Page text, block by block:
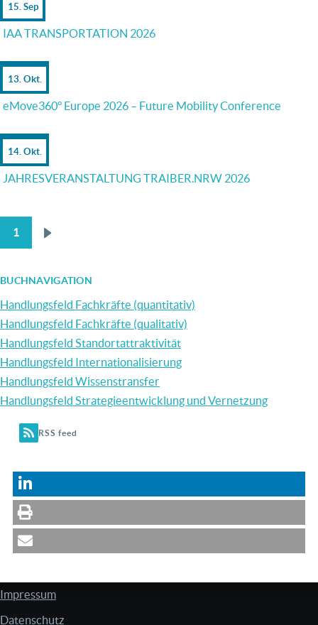
15. Sep
IAA TRANSPORTATION 2026
13. Okt.
eMove360° Europe 2026 – Future Mobility Conference
14. Okt.
JAHRESVERANSTALTUNG TRAIBER.NRW 2026
1
BUCHNAVIGATION
Handlungsfeld Fachkräfte (quantitativ)
Handlungsfeld Fachkräfte (qualitativ)
Handlungsfeld Standortattraktivität
Handlungsfeld Internationalisierung
Handlungsfeld Wissenstransfer
Handlungsfeld Strategieentwicklung und Vernetzung
RSS feed
FUSSZEILE
Impressum
Datenschutz